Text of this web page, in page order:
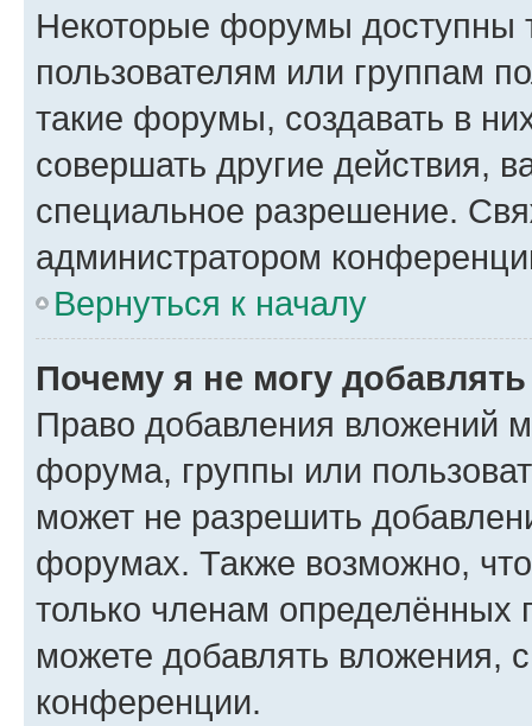
Некоторые форумы доступны
пользователям или группам
такие форумы, создавать в
совершать другие действия,
специальное разрешение.
администратором
Вернуться к началу
Почему я не могу
Право добавления вложений
форума, группы или
может не разрешить
форумах. Также возможно,
только членам определённых
можете добавлять вложения,
конференции.